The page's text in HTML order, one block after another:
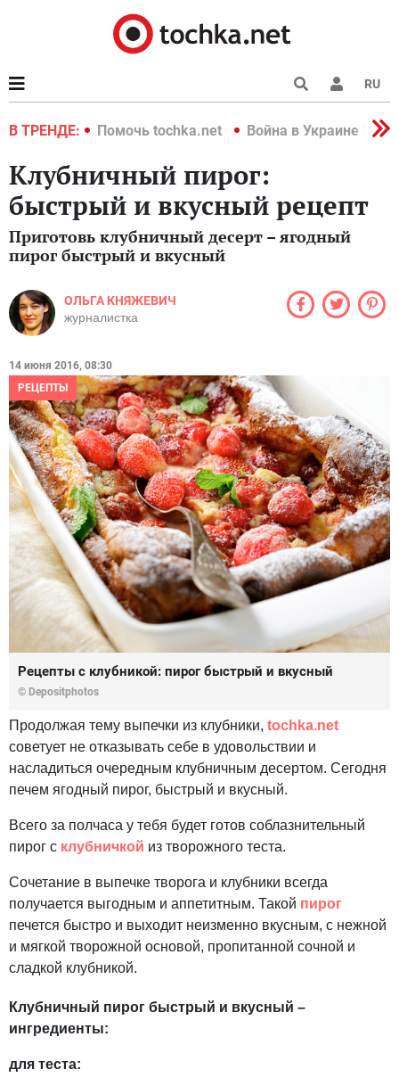
RU
В ТРЕНДЕ:
2022 Помочь tochka.net Война в Украине 2022
Клубничный пирог:
быстрый и вкусный рецепт
Приготовь клубничный десерт – ягодный
пирог быстрый и вкусный
ОЛЬГА КНЯЖЕВИЧ
журналистка
14 июня 2016, 08:30
РЕЦЕПТЫ
Рецепты с клубникой: пирог быстрый и вкусный
© Depositphotos
Продолжая тему выпечки из клубники, tochka.net
советует не отказывать себе в удовольствии и
насладиться очередным клубничным десертом. Сегодня
печем ягодный пирог, быстрый и вкусный.
Всего за полчаса у тебя будет готов соблазнительный
пирог с клубничкой из творожного теста.
Сочетание в выпечке творога и клубники всегда
получается выгодным и аппетитным. Такой пирог
печется быстро и выходит неизменно вкусным, с нежной
и мягкой творожной основой, пропитанной сочной и
сладкой клубникой.
Клубничный пирог быстрый и вкусный –
ингредиенты:
для теста: